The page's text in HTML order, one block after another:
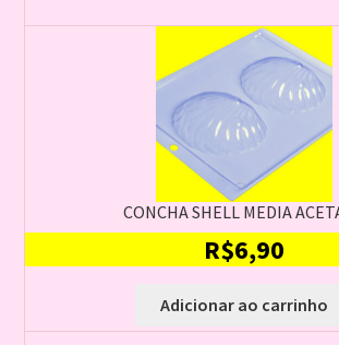
CONCHA SHELL MEDIA
R$6,90
Adicionar ao carrinho